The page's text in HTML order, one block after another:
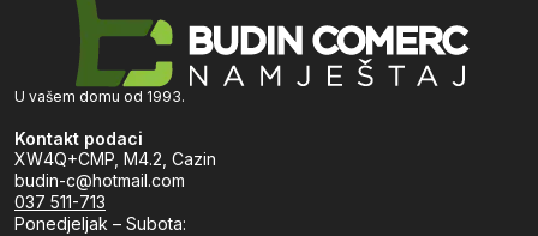
U vašem domu od 1993.
Kontakt podaci
XW4Q+CMP, M4.2, Cazin
budin-c@hotmail.com
037 511-713
Ponedjeljak – Subota: